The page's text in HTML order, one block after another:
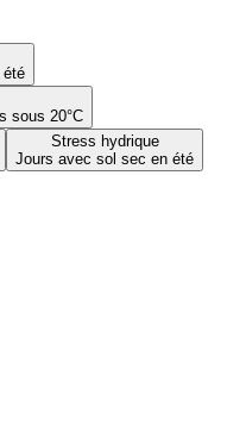
été
sous 20°C
Stress hydrique
Jours avec sol sec en été